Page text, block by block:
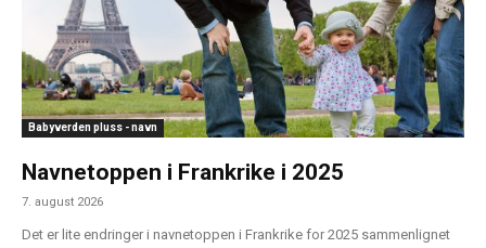
Babyverden pluss - navn
Navnetoppen i Frankrike i 2025
7. august 2026
Det er lite endringer i navnetoppen i Frankrike for 2025 sammenlignet